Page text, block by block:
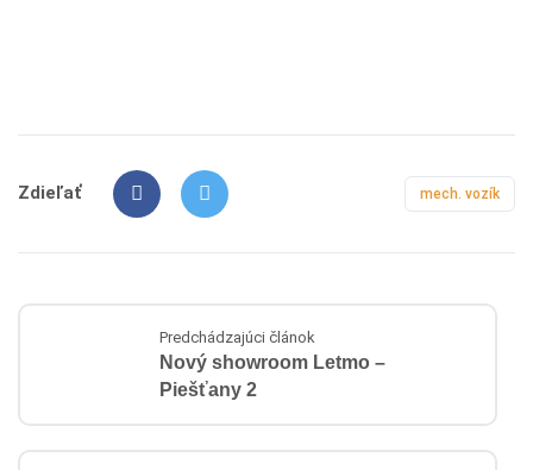
Zdieľať mech. vozík
Predchádzajúci článok
Nový showroom Letmo –
Piešťany 2